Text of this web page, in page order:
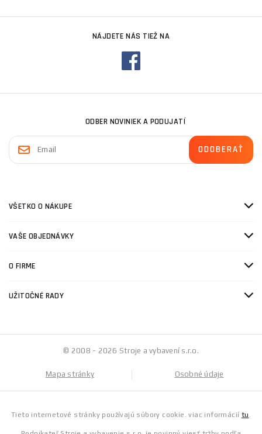
NÁJDETE NÁS TIEŽ NA
ODBER NOVINIEK A PODUJATÍ
VŠETKO O NÁKUPE
VAŠE OBJEDNÁVKY
O FIRME
UŽITOČNÉ RADY
© 2008 - 2026 Stroje a vybavení s.r.o.
Mapa stránky Osobné údaje
Tieto internetové stránky používajú súbory cookie. viac informácií tu .